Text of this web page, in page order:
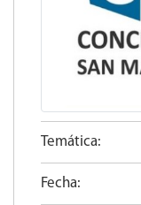
Temática:
Fecha: